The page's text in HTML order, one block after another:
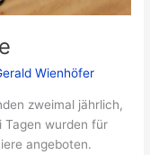
Wienhöfer
zweimal jährlich,
Tagen wurden für
angeboten.